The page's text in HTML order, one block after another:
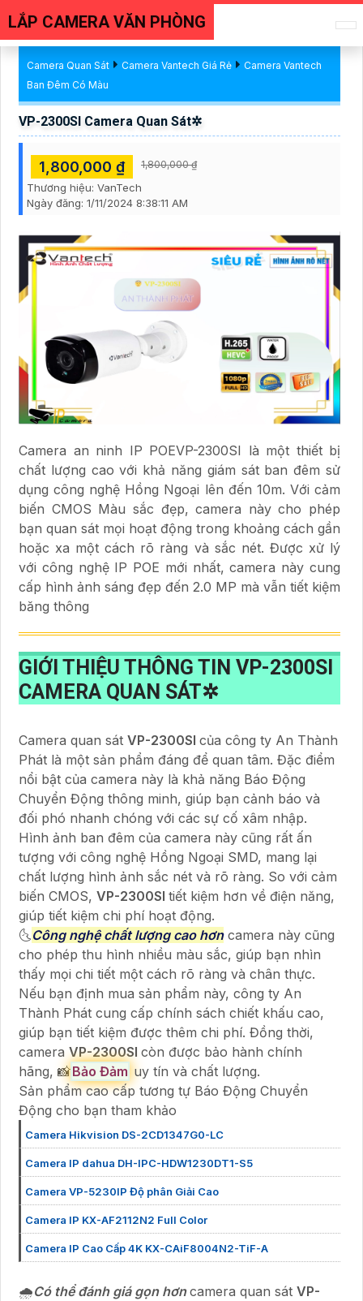
LẮP CAMERA VĂN PHÒNG
Camera Quan Sát Camera Vantech Giá Rẻ
Camera Vantech
Ban Đêm Có Màu
VP-2300SI Camera Quan Sát✲
1,800,000 ₫ 1,800,000 ₫
Thương hiệu: VanTech
Ngày đăng: 1/11/2024 8:38:11 AM
Camera an ninh IP POEVP-2300SI là một thiết bị
chất lượng cao với khả năng giám sát ban đêm sử
dụng công nghệ Hồng Ngoại lên đến 10m. Với cảm
biến CMOS Màu sắc đẹp, camera này cho phép
bạn quan sát mọi hoạt động trong khoảng cách gần
hoặc xa một cách rõ ràng và sắc nét. Được xử lý
với công nghệ IP POE mới nhất, camera này cung
cấp hình ảnh sáng đẹp đến 2.0 MP mà vẫn tiết kiệm
băng thông
GIỚI THIỆU THÔNG TIN VP-2300SI
CAMERA QUAN SÁT✲
Camera quan sát VP-2300SI của công ty An Thành
Phát là một sản phẩm đáng để quan tâm. Đặc điểm
nổi bật của camera này là khả năng Báo Động
Chuyển Động thông minh, giúp bạn cảnh báo và
đối phó nhanh chóng với các sự cố xâm nhập.
Hình ảnh ban đêm của camera này cũng rất ấn
tượng với công nghệ Hồng Ngoại SMD, mang lại
chất lượng hình ảnh sắc nét và rõ ràng. So với cảm
biến CMOS, VP-2300SI tiết kiệm hơn về điện năng,
giúp tiết kiệm chi phí hoạt động.
🌜Công nghệ chất lượng cao hơncamera này cũng
cho phép thu hình nhiều màu sắc, giúp bạn nhìn
thấy mọi chi tiết một cách rõ ràng và chân thực.
Nếu bạn định mua sản phẩm này, công ty An
Thành Phát cung cấp chính sách chiết khấu cao,
giúp bạn tiết kiệm được thêm chi phí. Đồng thời,
camera VP-2300SI còn được bảo hành chính
hãng, 📸Bảo Đảm uy tín và chất lượng.
Sản phẩm cao cấp tương tự Báo Động Chuyển
Động cho bạn tham khảo
Camera Hikvision DS-2CD1347G0-LC
Camera IP dahua DH-IPC-HDW1230DT1-S5
Camera VP-5230IP Độ phân Giải Cao
Camera IP KX-AF2112N2 Full Color
Camera IP Cao Cấp 4K KX-CAiF8004N2-TiF-A
🌧️Có thể đánh giá gọn hơncamera quan sát VP-